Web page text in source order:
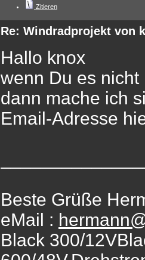
Zitieren
Re: Windradprojekt von
Hallo knox
wenn Du es
dann mache ich
Email-Adresse
Beste Grüße
eMail :
Black 300/